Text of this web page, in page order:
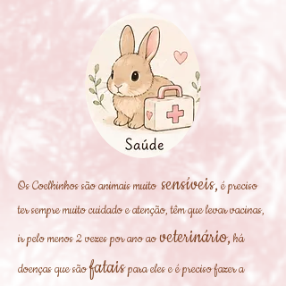
Os Coelhinhos são animais muitosensíveis, é preciso
ter sempre muito cuidado e atenção, têm que levar vacinas,
ir pelo menos 2 vezes por ano aoveterinário, há
doenças que sãofataispara eles e é preciso fazer a